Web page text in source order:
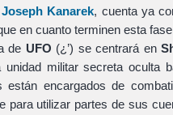
Joseph Kanarek, cuenta ya
en cuanto terminen esta
de UFO (¿’) se centrará en
unidad militar secreta oculta
están encargados de
para utilizar partes de sus